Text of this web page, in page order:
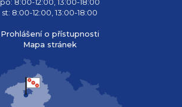
st: 8:00-12:00, 13:00-18:00
Prohlášení o přístupnosti
Mapa stránek